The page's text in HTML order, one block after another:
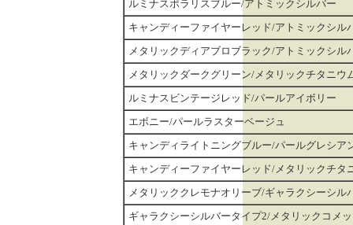
ルミナスポラリスブルー/アトミックシルバー
キャンディーファイヤーレッド/アトミックシル
メタリックディアブロブラック/アトミックシル
メタリックダークグリーン/メタリックチタニウ
ルミナスビンテージレッド/パールアイボリー
エボニー/パールラスターベージュ
キャンディライトニングブルー/パールグレシア
キャンディーファイヤーレッド/メタリックチタ
メタリッククレモナオリーブ/ギャラクシーシル
ギャラクシーシルバータイプ2/メタリックコメ